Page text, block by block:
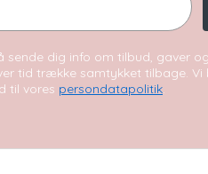
dig info om tilbud, gaver
tid trække samtykket tilbage. Vi
til vores persondatapolitik.